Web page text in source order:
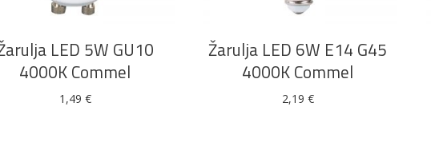
LED 5W GU10
4000K Commel
1,49 €
Žarulja LED 6W E14 G45
4000K Commel
2,19 €